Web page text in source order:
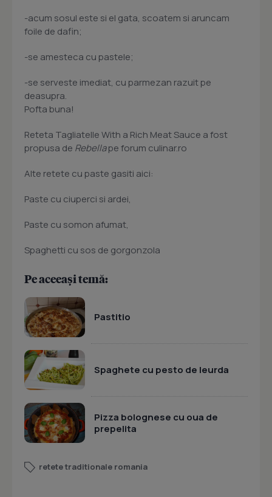
-acum sosul este si el gata, scoatem si aruncam
foile de dafin;
-se amesteca cu pastele;
-se serveste imediat, cu parmezan razuit pe
deasupra.
Pofta buna!
Reteta Tagliatelle With a Rich Meat Sauce a fost
propusa de Rebellape forum culinar.ro
Alte retete cu paste gasiti aici:
Paste cu ciuperci si ardei,
Paste cu somon afumat,
Spaghetti cu sos de gorgonzola
Pe aceeași temă:
Pastitio
Spaghete cu pesto de leurda
Pizza bolognese cu oua de
prepelita
retete traditionale romania